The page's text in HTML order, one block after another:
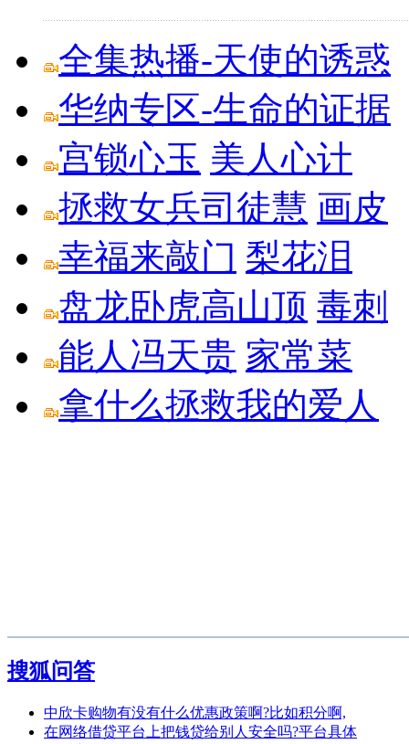
全集热播-天使的诱惑
华纳专区-生命的证据
宫锁心玉 美人心计
拯救女兵司徒慧 画皮
幸福来敲门 梨花泪
盘龙卧虎高山顶 毒刺
能人冯天贵 家常菜
拿什么拯救我的爱人
搜狐问答
中欣卡购物有没有什么优惠政策啊?比如积分啊,
在网络借贷平台上把钱贷给别人安全吗?平台具体